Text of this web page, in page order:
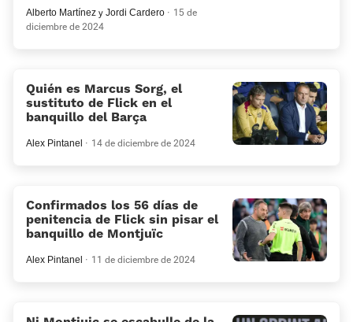
Alberto Martínez y Jordi Cardero
15 de
diciembre de 2024
Quién es Marcus Sorg, el
sustituto de Flick en el
banquillo del Barça
Alex Pintanel 14 de diciembre de 2024
Confirmados los 56 días de
penitencia de Flick sin pisar el
banquillo de Montjuïc
Alex Pintanel 11 de diciembre de 2024